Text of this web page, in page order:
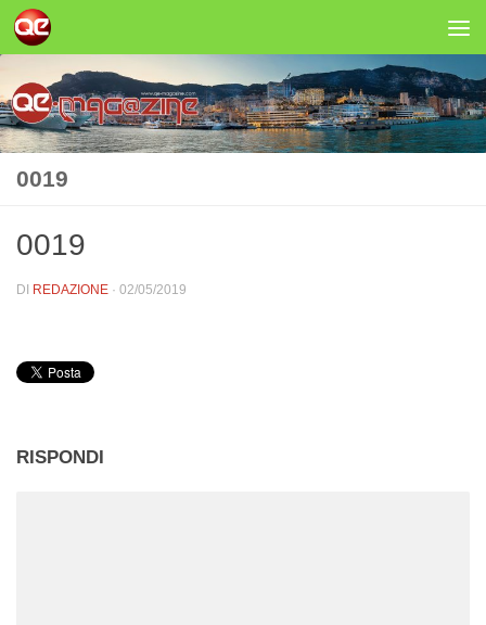
Salta al contenuto
0019
0019
DI REDAZIONE · 02/05/2019
RISPONDI